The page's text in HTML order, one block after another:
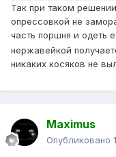
Так при таком
опрессовкой не
часть поршня и одеть
нержавейкой
никаких косяков не
Maximus
Опубликовано